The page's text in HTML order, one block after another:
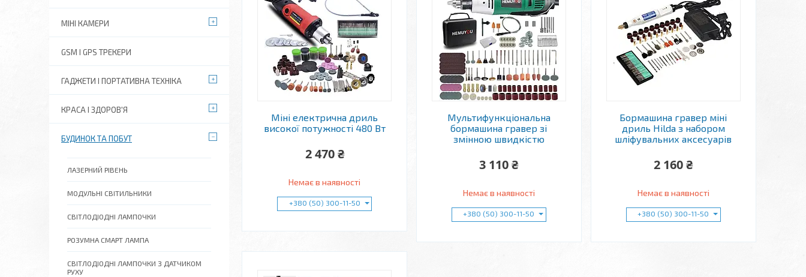
Міні електрична дриль
високої потужності 480 Вт
2 470 ₴
Немає в наявності
+380 (50) 300-11-50
Мультифункціональна
бормашина гравер зі
змінною швидкістю
3 110 ₴
Немає в наявності
+380 (50) 300-11-50
Бормашина гравер міні
дриль Hilda з набором
шліфувальних аксесуарів
2 160 ₴
Немає в наявності
+380 (50) 300-11-50
МІНІ КАМЕРИ
GSM І GPS ТРЕКЕРИ
ГАДЖЕТИ І ПОРТАТИВНА ТЕХНІКА
КРАСА І ЗДОРОВ'Я
БУДИНОК ТА ПОБУТ
ЛАЗЕРНИЙ РІВЕНЬ
МОДУЛЬНІ СВІТИЛЬНИКИ
СВІТЛОДІОДНІ ЛАМПОЧКИ
РОЗУМНА СМАРТ ЛАМПА
СВІТЛОДІОДНІ ЛАМПОЧКИ З ДАТЧИКОМ
РУХУ